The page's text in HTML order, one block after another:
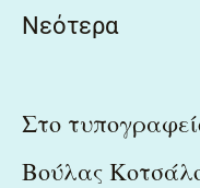
Νεότερα
Στο
Βούλας